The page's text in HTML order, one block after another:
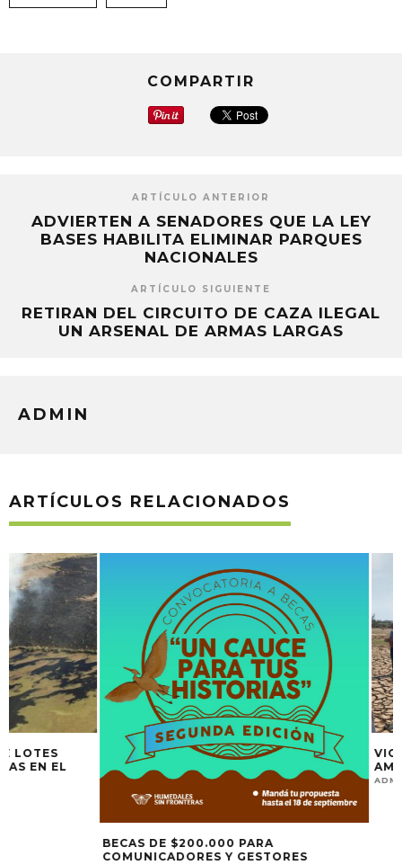
COMPARTIR
ARTÍCULO ANTERIOR
ADVIERTEN A SENADORES QUE LA LEY
BASES HABILITA ELIMINAR PARQUES
NACIONALES
ARTÍCULO SIGUIENTE
RETIRAN DEL CIRCUITO DE CAZA ILEGAL
UN ARSENAL DE ARMAS LARGAS
ADMIN
ARTÍCULOS RELACIONADOS
BECAS DE $200.000 PARA
COMUNICADORES Y GESTORES
VICTORIA EN
AMBIENTAL E
ADMIN 22